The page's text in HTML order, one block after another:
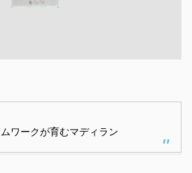
ワークが育むマディラン